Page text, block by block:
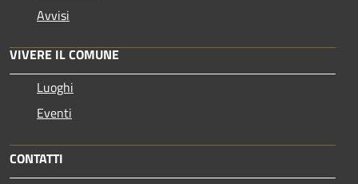
Avvisi
VIVERE IL COMUNE
Luoghi
Eventi
CONTATTI